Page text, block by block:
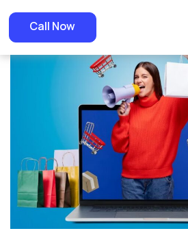
Call Now البحث للتجارة الإلكترونية